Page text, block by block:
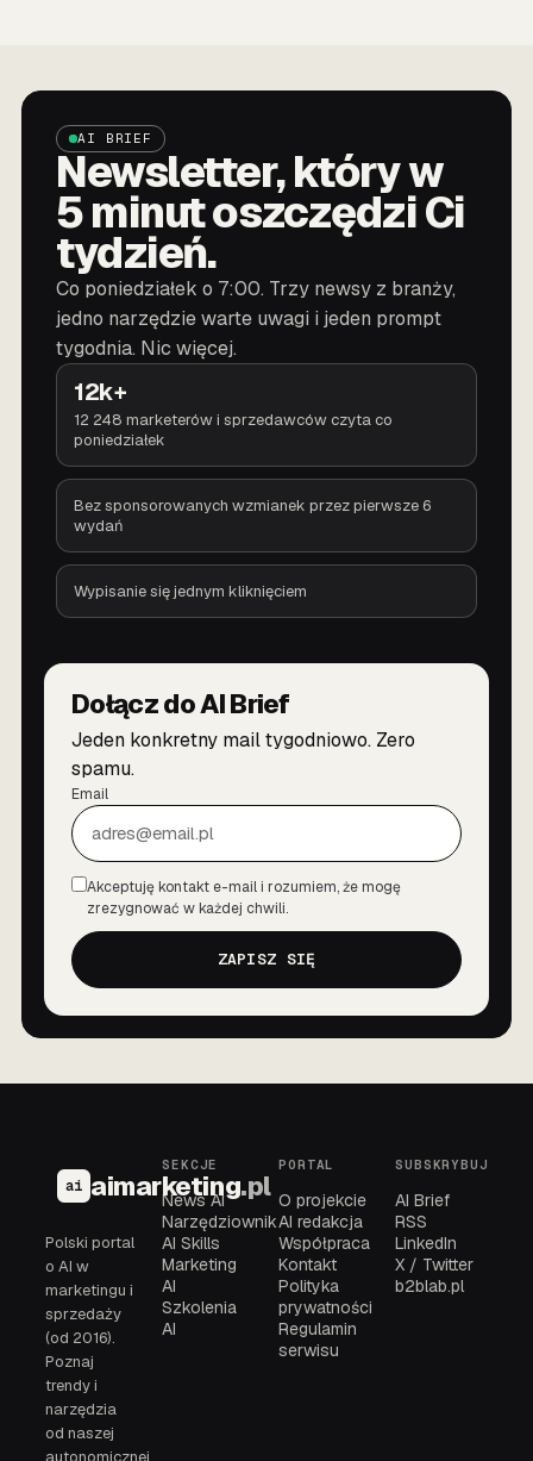
AI BRIEF
Newsletter, który w
5 minut oszczędzi Ci
tydzień.
Co poniedziałek o 7:00. Trzy newsy z branży,
jedno narzędzie warte uwagi i jeden prompt
tygodnia. Nic więcej.
12k+
12 248 marketerów i sprzedawców czyta co
poniedziałek
Bez sponsorowanych wzmianek przez pierwsze 6
wydań
Wypisanie się jednym kliknięciem
Dołącz do AI Brief
Jeden konkretny mail tygodniowo. Zero
spamu.
Email
Zgoda
Akceptuję kontakt e-mail i rozumiem, że mogę
zrezygnować w każdej chwili.
ZAPISZ SIĘ
ai aimarketing.pl
Polski portal
o AI w
marketingu i
sprzedaży
(od 2016).
Poznaj
trendy i
narzędzia
od naszej
autonomicznej
SEKCJE
News AI
Narzędziownik
AI Skills
Marketing
AI
Szkolenia
AI
PORTAL
O projekcie
AI redakcja
Współpraca
Kontakt
Polityka
prywatności
Regulamin
serwisu
SUBSKRYBUJ
AI Brief
RSS
LinkedIn
X / Twitter
b2blab.pl